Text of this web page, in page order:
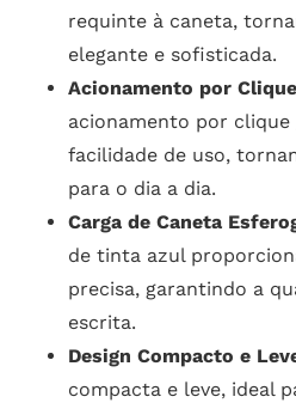
requinte à caneta,
elegante e sofisticada.
Acionamento por
acionamento por
facilidade de uso,
para o dia a dia.
Carga de Caneta
de tinta azul
precisa, garantindo a
escrita.
Design Compacto e
compacta e leve, ideal